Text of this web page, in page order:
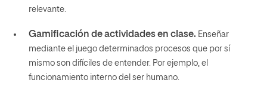
relevante.
Gamificación de actividades en clase. Enseñar
mediante el juego determinados procesos que por sí
mismo son difíciles de entender. Por ejemplo, el
funcionamiento interno del ser humano.